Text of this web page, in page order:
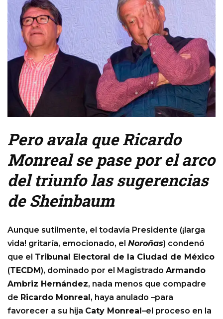
Pero avala que Ricardo
Monreal se pase por el arco
del triunfo las sugerencias
de Sheinbaum
Aunque sutilmente, el todavía Presidente (¡larga
vida! gritaría, emocionado, el Noroñas) condenó
que el Tribunal Electoral de la Ciudad de México
(TECDM), dominado por el Magistrado Armando
Ambriz Hernández, nada menos que compadre
de Ricardo Monreal, haya anulado –para
favorecer a su hija Caty Monreal–el proceso en la